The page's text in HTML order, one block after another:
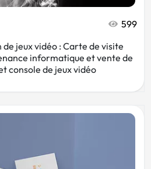
599
jeux vidéo : Carte de visite
informatique et vente de
console de jeux vidéo